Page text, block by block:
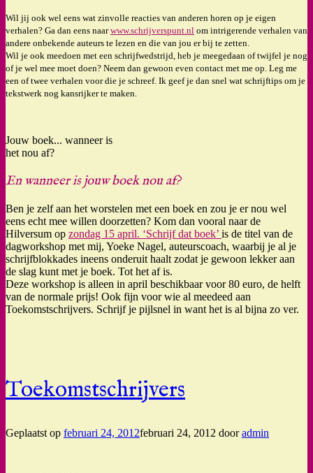
Wil jij ook wel eens wat zinvolle reacties van anderen horen op je eigen
verhalen? Ga dan eens naarwww.schrijverspunt.nl om intrigerende verhalen van
andere onbekende auteurs te lezen en die van jou er bij te zetten.
Wil je ook meedoen met een schrijfwedstrijd, heb je meegedaan of twijfel je nog
of je wel mee moet doen? Neem dan gewoon even contact met me op. Leg me
een of twee verhalen voor die je schreef. Ik geef je dan snel wat schrijftips om je
tekstwerk nog kansrijker te maken.
Jouw boek... wanneer is
het nou af?
En wanneer is jouw boek nou af?
Ben je zelf aan het worstelen met een boek en zou je er nou wel
eens echt mee willen doorzetten? Kom dan vooral naar de
Hilversum op zondag 15 april. ‘Schrijf dat boek’ is de titel van de
dagworkshop met mij, Yoeke Nagel, auteurscoach, waarbij je al je
schrijfblokkades ineens onderuit haalt zodat je gewoon lekker aan
de slag kunt met je boek. Tot het af is.
Deze workshop is alleen in april beschikbaar voor 80 euro, de helft
van de normale prijs! Ook fijn voor wie al meedeed aan
Toekomstschrijvers. Schrijf je pijlsnel in want het is al bijna zo ver.
Toekomstschrijvers
Geplaatst op februari 24, 2012februari 24, 2012 dooradmin